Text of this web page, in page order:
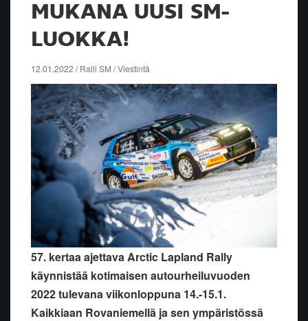
MUKANA UUSI SM-
LUOKKA!
12.01.2022 / Ralli SM / Viestintä
57. kertaa ajettava Arctic Lapland Rally
käynnistää kotimaisen autourheiluvuoden
2022 tulevana viikonloppuna 14.-15.1.
Kaikkiaan Rovaniemellä ja sen ympäristössä